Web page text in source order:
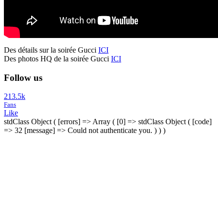
Des détails sur la soirée Gucci ICI
Des photos HQ de la soirée Gucci ICI
Follow us
213.5k
Fans
Like
stdClass Object ( [errors] => Array ( [0] => stdClass Object ( [code]
=> 32 [message] => Could not authenticate you. ) ) )